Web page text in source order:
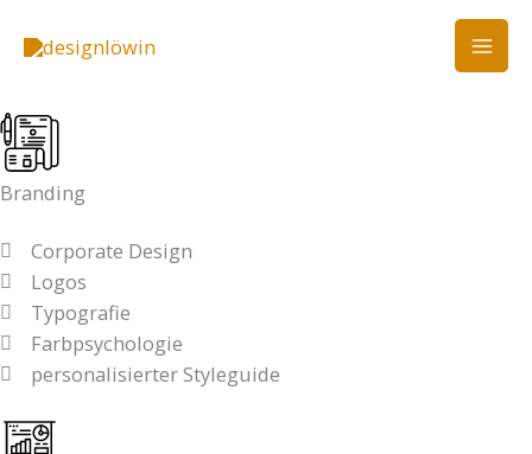
Inhalt
Branding
Corporate Design
Logos
Typografie
Farbpsychologie
personalisierter Styleguide